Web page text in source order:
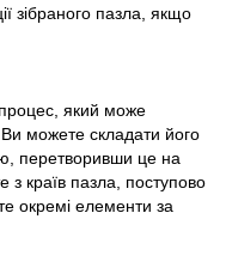
зібраного пазла, якщо
який може
Ви можете складати його
перетворивши це на
з країв пазла, поступово
окремі елементи за